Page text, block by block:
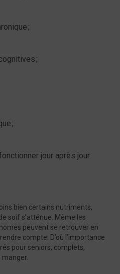
;
;
;
jour après jour.
bien certains nutriments,
soif s’atténue. Même les
peuvent se retrouver en
compte. D’où l’importance
pour seniors, complets,